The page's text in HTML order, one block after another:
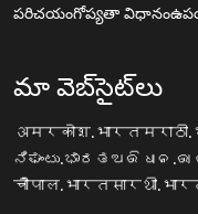
పరిచయంగోప్యతా విధానం
మా వెబ్‌సైట్‌లు
अमरकोश.भारत
ನಿಘಂಟು.ಭಾರತ
चौपाल.भारत